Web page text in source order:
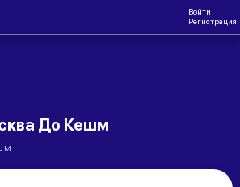
Войти
Регистрация
До Кешм